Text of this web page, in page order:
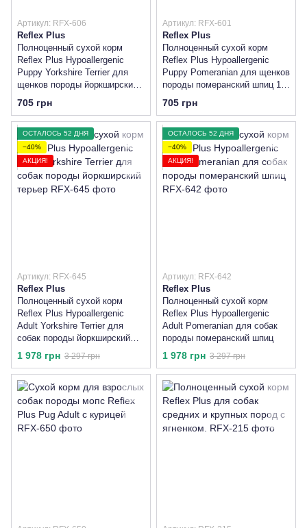
Артикул: RFX-606
Reflex Plus
Полноценный сухой корм
Reflex Plus Hypoallergenic
Puppy Yorkshire Terrier для
щенков породы йоркширский
терьер
705 грн
Артикул: RFX-601
Reflex Plus
Полноценный сухой корм
Reflex Plus Hypoallergenic
Puppy Pomeranian для щенков
породы померанский шпиц 1,5
кг
705 грн
ОСТАЛОСЬ 52 ДНЯ
−40%
АКЦИЯ!
Артикул: RFX-645
Reflex Plus
Полноценный сухой корм
Reflex Plus Hypoallergenic
Adult Yorkshire Terrier для
собак породы йоркширский
терьер
1 978 грн 3 297 грн
ОСТАЛОСЬ 52 ДНЯ
−40%
АКЦИЯ!
Артикул: RFX-642
Reflex Plus
Полноценный сухой корм
Reflex Plus Hypoallergenic
Adult Pomeranian для собак
породы померанский шпиц
1 978 грн 3 297 грн